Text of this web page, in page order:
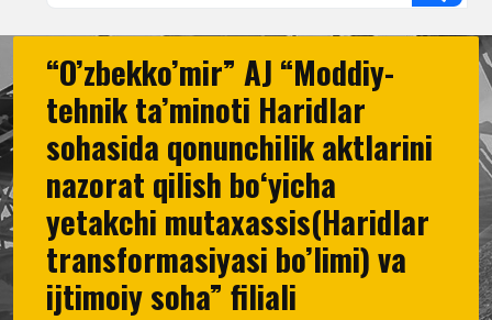
“O’zbekko’mir” AJ “Moddiy-
tehnik ta’minoti Haridlar
sohasida qonunchilik aktlarini
nazorat qilish bо‘yicha
yetakchi mutaxassis(Haridlar
transformasiyasi bo’limi) va
ijtimoiy soha” filiali